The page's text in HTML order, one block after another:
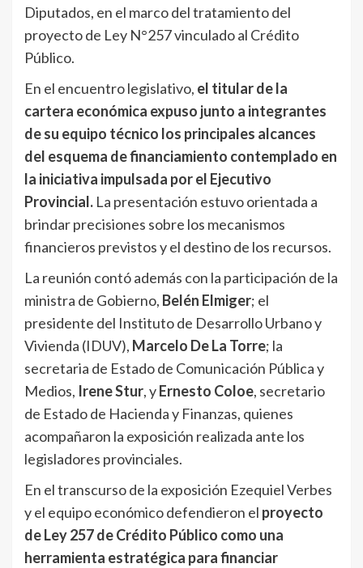
Diputados, en el marco del tratamiento del
proyecto de Ley N°257 vinculado al Crédito
Público.
En el encuentro legislativo, el titular de la
cartera económica expuso junto a integrantes
de su equipo técnico los principales alcances
del esquema de financiamiento contemplado en
la iniciativa impulsada por el Ejecutivo
Provincial. La presentación estuvo orientada a
brindar precisiones sobre los mecanismos
financieros previstos y el destino de los recursos.
La reunión contó además con la participación de la
ministra de Gobierno, Belén Elmiger; el
presidente del Instituto de Desarrollo Urbano y
Vivienda (IDUV), Marcelo De La Torre; la
secretaria de Estado de Comunicación Pública y
Medios, Irene Stur, yErnesto Coloe, secretario
de Estado de Hacienda y Finanzas, quienes
acompañaron la exposición realizada ante los
legisladores provinciales.
En el transcurso de la exposición Ezequiel Verbes
y el equipo económico defendieron el proyecto
de Ley 257 de Crédito Público como una
herramienta estratégica para financiar